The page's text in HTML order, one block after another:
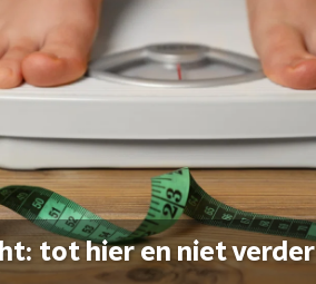
tot hier en niet verder